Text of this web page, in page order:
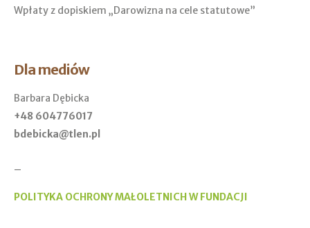
Wpłaty z dopiskiem „Darowizna na cele statutowe”
Dla mediów
Barbara Dębicka
+48 604776017
bdebicka@tlen.pl
_
POLITYKA OCHRONY MAŁOLETNICH W FUNDACJI